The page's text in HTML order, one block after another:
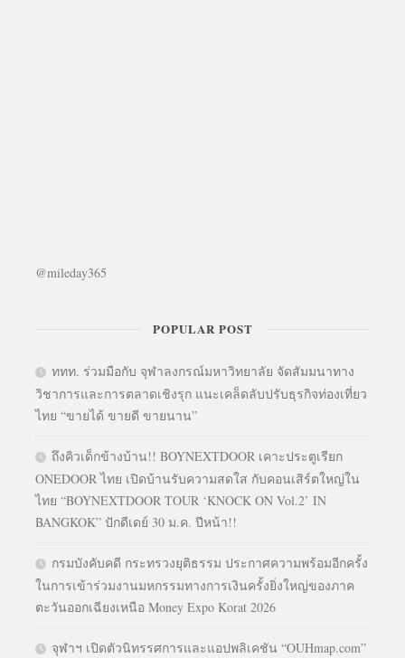
@mileday365
POPULAR POST
ททท. ร่วมมือกับ จุฬาลงกรณ์มหาวิทยาลัย จัดสัมมนาทาง
วิชาการและการตลาดเชิงรุก แนะเคล็ดลับปรับธุรกิจท่องเที่ยว
ไทย “ขายได้ ขายดี ขายนาน”
ถึงคิวเด็กข้างบ้าน!! BOYNEXTDOOR เคาะประตูเรียก
ONEDOOR ไทย เปิดบ้านรับความสดใส กับคอนเสิร์ตใหญ่ใน
ไทย “BOYNEXTDOOR TOUR ‘KNOCK ON Vol.2’ IN
BANGKOK” ปักดีเดย์ 30 ม.ค. ปีหน้า!!
กรมบังคับคดี กระทรวงยุติธรรม ประกาศความพร้อมอีกครั้ง
ในการเข้าร่วมงานมหกรรมทางการเงินครั้งยิ่งใหญ่ของภาค
ตะวันออกเฉียงเหนือ Money Expo Korat 2026
จุฬาฯ เปิดตัวนิทรรศการและแอปพลิเคชัน “OUHmap.com”